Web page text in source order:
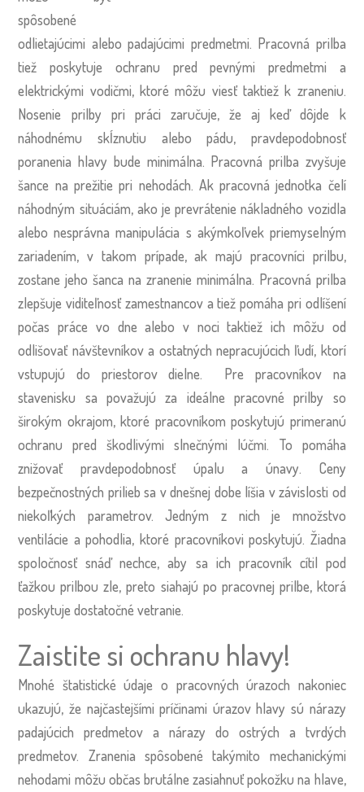
spôsobené
odlietajúcimi alebo padajúcimi predmetmi. Pracovná prilba
tiež poskytuje ochranu pred pevnými predmetmi a
elektrickými vodičmi, ktoré môžu viesť taktiež k zraneniu.
Nosenie prilby pri práci zaručuje, že aj keď dôjde k
náhodnému skĺznutiu alebo pádu, pravdepodobnosť
poranenia hlavy bude minimálna. Pracovná prilba zvyšuje
šance na prežitie pri nehodách. Ak pracovná jednotka čelí
náhodným situáciám, ako je prevrátenie nákladného vozidla
alebo nesprávna manipulácia s akýmkoľvek priemyselným
zariadením, v takom prípade, ak majú pracovníci prilbu,
zostane jeho šanca na zranenie minimálna. Pracovná prilba
zlepšuje viditeľnosť zamestnancov a tiež pomáha pri odlíšení
počas práce vo dne alebo v noci taktiež ich môžu od
odlišovať návštevníkov a ostatných nepracujúcich ľudí, ktorí
vstupujú do priestorov dielne. Pre pracovníkov na
stavenisku sa považujú za ideálne pracovné prilby so
širokým okrajom, ktoré pracovníkom poskytujú primeranú
ochranu pred škodlivými slnečnými lúčmi. To pomáha
znižovať pravdepodobnosť úpalu a únavy. Ceny
bezpečnostných prilieb sa v dnešnej dobe líšia v závislosti od
niekoľkých parametrov. Jedným z nich je množstvo
ventilácie a pohodlia, ktoré pracovníkovi poskytujú. Žiadna
spoločnosť snáď nechce, aby sa ich pracovník cítil pod
ťažkou prilbou zle, preto siahajú po pracovnej prilbe, ktorá
poskytuje dostatočné vetranie.
Zaistite si ochranu hlavy!
Mnohé štatistické údaje o pracovných úrazoch nakoniec
ukazujú, že najčastejšími príčinami úrazov hlavy sú nárazy
padajúcich predmetov a nárazy do ostrých a tvrdých
predmetov. Zranenia spôsobené takýmito mechanickými
nehodami môžu občas brutálne zasiahnuť pokožku na hlave,